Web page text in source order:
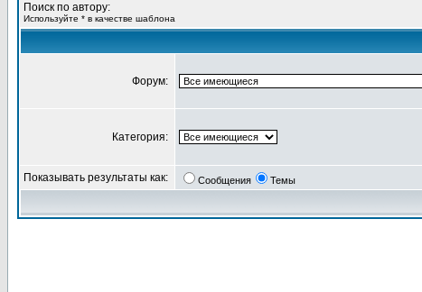
Поиск по автору:
Используйте * в качестве шаблона
Форум:
Категория:
Показывать результаты как: Сообщения Темы